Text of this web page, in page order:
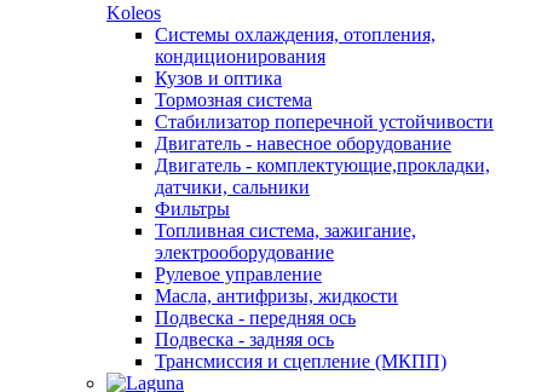
Koleos
Системы охлаждения, отопления,
кондиционирования
Кузов и оптика
Тормозная система
Стабилизатор поперечной устойчивости
Двигатель - навесное оборудование
Двигатель - комплектующие,прокладки,
датчики, сальники
Фильтры
Топливная система, зажигание,
электрооборудование
Рулевое управление
Масла, антифризы, жидкости
Подвеска - передняя ось
Подвеска - задняя ось
Трансмиссия и сцепление (МКПП)